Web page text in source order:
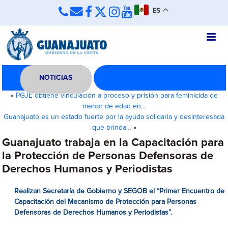
ES
NOTICIAS
« PGJE obtiene vinculación a proceso y prisión para feminicida de
menor de edad en…
Guanajuato es un estado fuerte por la ayuda solidaria y desinteresada
que brinda… »
Guanajuato trabaja en la Capacitación para
la Protección de Personas Defensoras de
Derechos Humanos y Periodistas
Realizan Secretaría de Gobierno y SEGOB el “Primer Encuentro de
Capacitación del Mecanismo de Protección para Personas
Defensoras de Derechos Humanos y Periodistas”.